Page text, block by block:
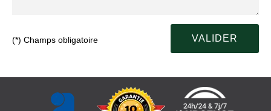
(*) Champs obligatoire